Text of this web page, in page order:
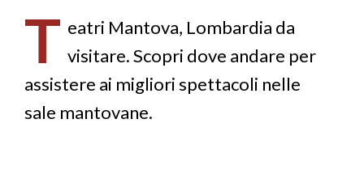
di
pane
T eatri Mantova, Lombardia da
visitare. Scopri dove andare per
assistere ai migliori spettacoli nelle
sale mantovane.